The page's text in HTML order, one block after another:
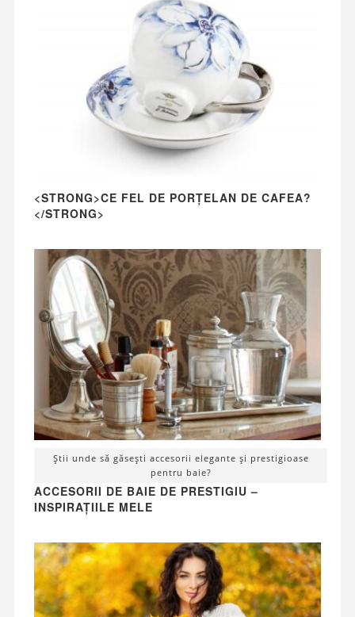
<STRONG>CE FEL DE PORȚELAN DE CAFEA?
</STRONG>
Știi unde să găsești accesorii elegante și prestigioase
pentru baie?
ACCESORII DE BAIE DE PRESTIGIU –
INSPIRAȚIILE MELE